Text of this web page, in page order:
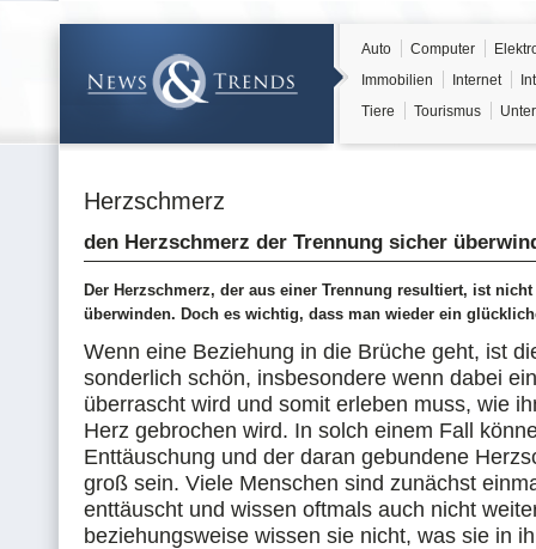
Auto Computer
Immobilien
Internet
Tiere
Tourismus
Herzschmerz
den Herzschmerz der Trennung sicher
Der Herzschmerz, der aus einer Trennung resultiert, ist
überwinden. Doch es wichtig, dass man wieder ein
Wenn eine Beziehung in die Brüche geht, ist
sonderlich schön, insbesondere wenn dabei
überrascht wird und somit erleben muss, wie
Herz gebrochen wird. In solch einem Fall
Enttäuschung und der daran gebundene
groß sein. Viele Menschen sind zunächst
enttäuscht und wissen oftmals auch nicht
beziehungsweise wissen sie nicht, was sie in